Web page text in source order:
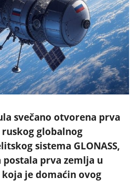
svečano otvorena prva
globalnog
sistema GLONASS,
postala prva zemlja u
je domaćin ovog